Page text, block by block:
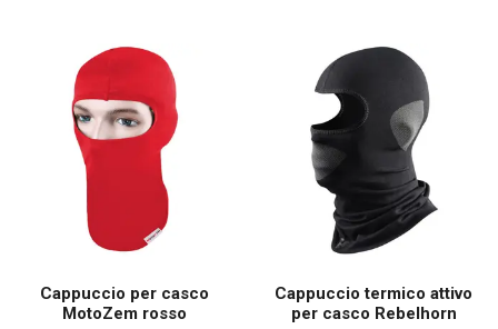
Cappuccio per casco
MotoZem rosso
Cappuccio termico attivo
per casco Rebelhorn